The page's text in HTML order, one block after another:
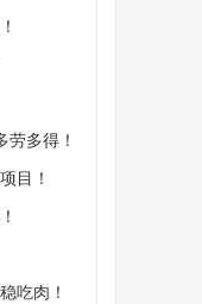
劳多得！
目！
吃肉！